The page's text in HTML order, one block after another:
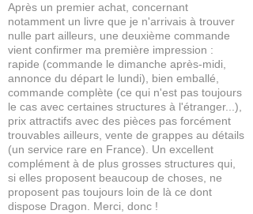
Après un premier achat, concernant
notamment un livre que je n'arrivais à trouver
nulle part ailleurs, une deuxième commande
vient confirmer ma première impression :
rapide (commande le dimanche après-midi,
annonce du départ le lundi), bien emballé,
commande complète (ce qui n'est pas toujours
le cas avec certaines structures à l'étranger...),
prix attractifs avec des pièces pas forcément
trouvables ailleurs, vente de grappes au détails
(un service rare en France). Un excellent
complément à de plus grosses structures qui,
si elles proposent beaucoup de choses, ne
proposent pas toujours loin de là ce dont
dispose Dragon. Merci, donc !